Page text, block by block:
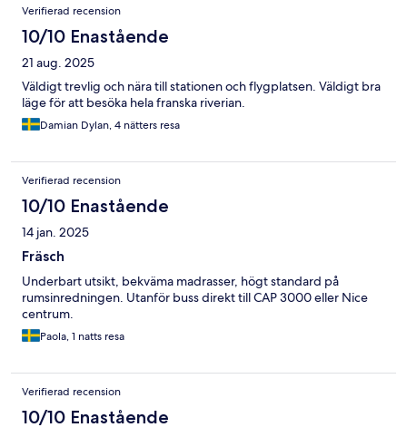
Verifierad recension
10/10 Enastående
21 aug. 2025
Väldigt trevlig och nära till stationen och flygplatsen. Väldigt bra
läge för att besöka hela franska riverian.
Damian Dylan, 4 nätters resa
Verifierad recension
10/10 Enastående
14 jan. 2025
Fräsch
Underbart utsikt, bekväma madrasser, högt standard på
rumsinredningen. Utanför buss direkt till CAP 3000 eller Nice
centrum.
Paola, 1 natts resa
Verifierad recension
10/10 Enastående